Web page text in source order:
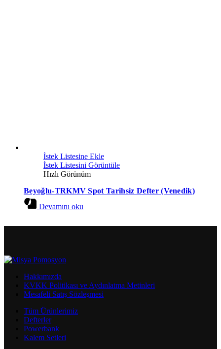
İstek Listesine Ekle
İstek Listesini Görüntüle
Hızlı Görünüm
Beyoğlu-TRKMV Spot Tarihsiz Defter (Venedik)
Devamını oku
Hakkımızda
KVKK Politikası ve Aydınlatma Metinleri
Mesafeli Satış Sözleşmesi
Tüm Ürünlerimiz
Defterler
Powerbank
Kalem Setleri